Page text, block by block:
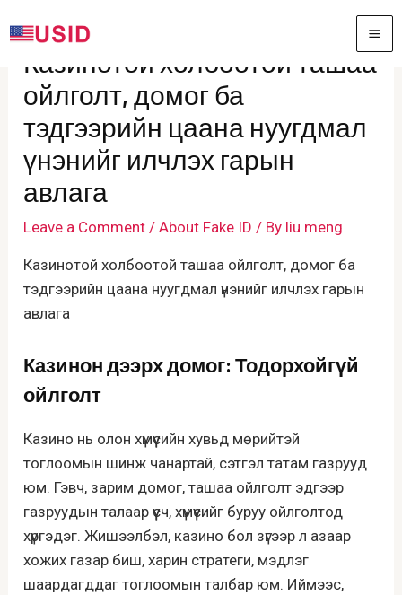
to
Казинотой холбоотой ташаа
ойлголт, домог ба
тэдгээрийн цаана нуугдмал
үнэнийг илчлэх гарын
авлага
Leave a Comment /About Fake ID / By liu meng
Казинотой холбоотой ташаа ойлголт, домог ба
тэдгээрийн цаана нуугдмал үнэнийг илчлэх гарын
авлага
Казинон дээрх домог: Тодорхойгүй
ойлголт
Казино нь олон хүмүүсийн хувьд мөрийтэй
тоглоомын шинж чанартай, сэтгэл татам газрууд
юм. Гэвч, зарим домог, ташаа ойлголт эдгээр
газруудын талаар үүсч, хүмүүсийг буруу ойлголтод
хүргэдэг. Жишээлбэл, казино бол зүгээр л азаар
хожих газар биш, харин стратеги, мэдлэг
шаардагддаг тоглоомын талбар юм. Иймээс,